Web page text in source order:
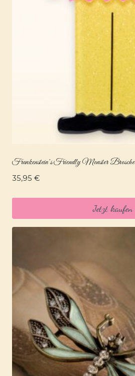
Frankenstein’s Friendly Monster Brosche
35,95 €
Jetzt kaufen